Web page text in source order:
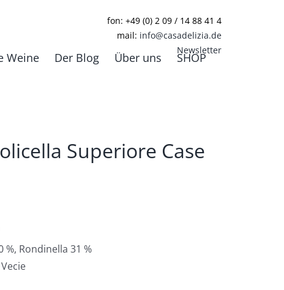
fon: +49 (0) 2 09 / 14 88 41 4
mail: info@casadelizia.de
Newsletter
Weine Der Blog Über uns
SHOP
Superiore Case
%, Rondinella 31 %